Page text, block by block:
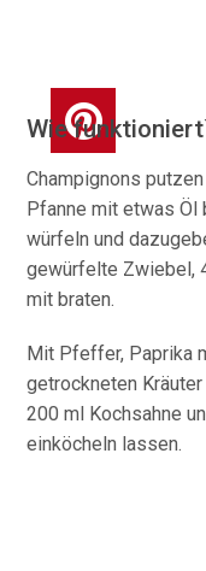
Wie
Champignons
Pfanne mit etwas Öl
würfeln und
gewürfelte Zwiebel,
mit braten.
Mit Pfeffer, Paprika
getrockneten
200 ml Kochsahne
einköcheln lassen.